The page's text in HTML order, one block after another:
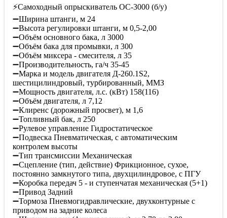
⚡️Самоходный опрыскиватель ОС-3000 (б/у)
➖Ширина штанги, м 24
➖Высота регулировки штанги, м 0,5-2,00
➖Объём основного бака, л 3000
➖Объём бака для промывки, л 300
➖Объём миксера - смесителя, л 35
➖Производительность, га/ч 35-45
➖Марка и модель двигателя Д-260.1S2,
шестицилиндровый, турбированный, ММЗ
➖Мощность двигателя, л.с. (кВт) 158(116)
➖Объём двигателя, л 7,12
➖Клиренс (дорожный просвет), м 1,6
➖Топливный бак, л 250
➖Рулевое управление Гидростатическое
➖Подвеска Пневматическая, с автоматическим
контролем высоты
➖Тип трансмиссии Механическая
➖Сцепление (тип, действие) Фрикционное, сухое,
постоянно замкнутого типа, двухцилиндровое, с ПГУ
➖Коробка передач 5 - и ступенчатая механическая (5+1)
➖Привод Задний
➖Тормоза Пневмогидравлические, двухконтурные с
приводом на задние колеса